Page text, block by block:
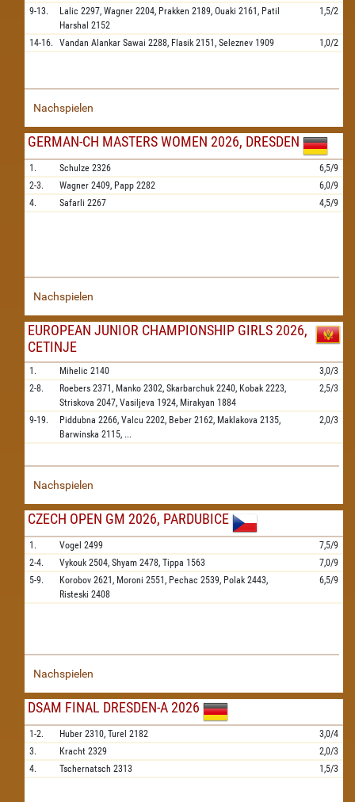
9-13. Lalic 2297, Wagner 2204, Prakken 2189, Ouaki 2161, Patil
Harshal 2152
1,5/2
14-16. Vandan Alankar Sawai 2288, Flasik 2151, Seleznev 1909 1,0/2
Nachspielen
GERMAN-CH MASTERS WOMEN 2026, DRESDEN
1. Schulze 2326
6,5/9
2-3.
Wagner 2409, Papp 2282
6,0/9
4.
Safarli 2267 4,5/9
Nachspielen
EUROPEAN JUNIOR CHAMPIONSHIP GIRLS 2026,
CETINJE
1. Mihelic 2140
3,0/3
2-8.
Roebers 2371, Manko 2302, Skarbarchuk 2240, Kobak 2223,
Striskova 2047, Vasiljeva 1924, Mirakyan 1884
2,5/3
9-19. Piddubna 2266, Valcu 2202, Beber 2162, Maklakova 2135,
Barwinska 2115, ...
2,0/3
Nachspielen
CZECH OPEN GM 2026, PARDUBICE
1. Vogel 2499
7,5/9
2-4.
Vykouk 2504, Shyam 2478, Tippa 1563
7,0/9
5-9.
Korobov 2621, Moroni 2551, Pechac 2539, Polak 2443,
Risteski 2408
6,5/9
Nachspielen
DSAM FINAL DRESDEN-A 2026
1-2. Huber 2310, Turel 2182
3,0/4
3.
Kracht 2329
2,0/3
4.
Tschernatsch 2313 1,5/3